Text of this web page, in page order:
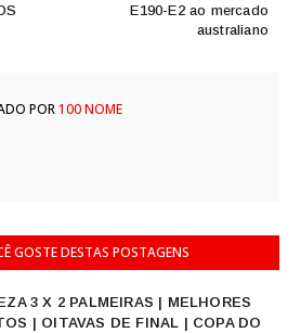
E190-E2 ao mercado
australiano
POR100 NOME
GOSTE DESTAS POSTAGENS
3 X 2 PALMEIRAS | MELHORES
| OITAVAS DE FINAL | COPA DO